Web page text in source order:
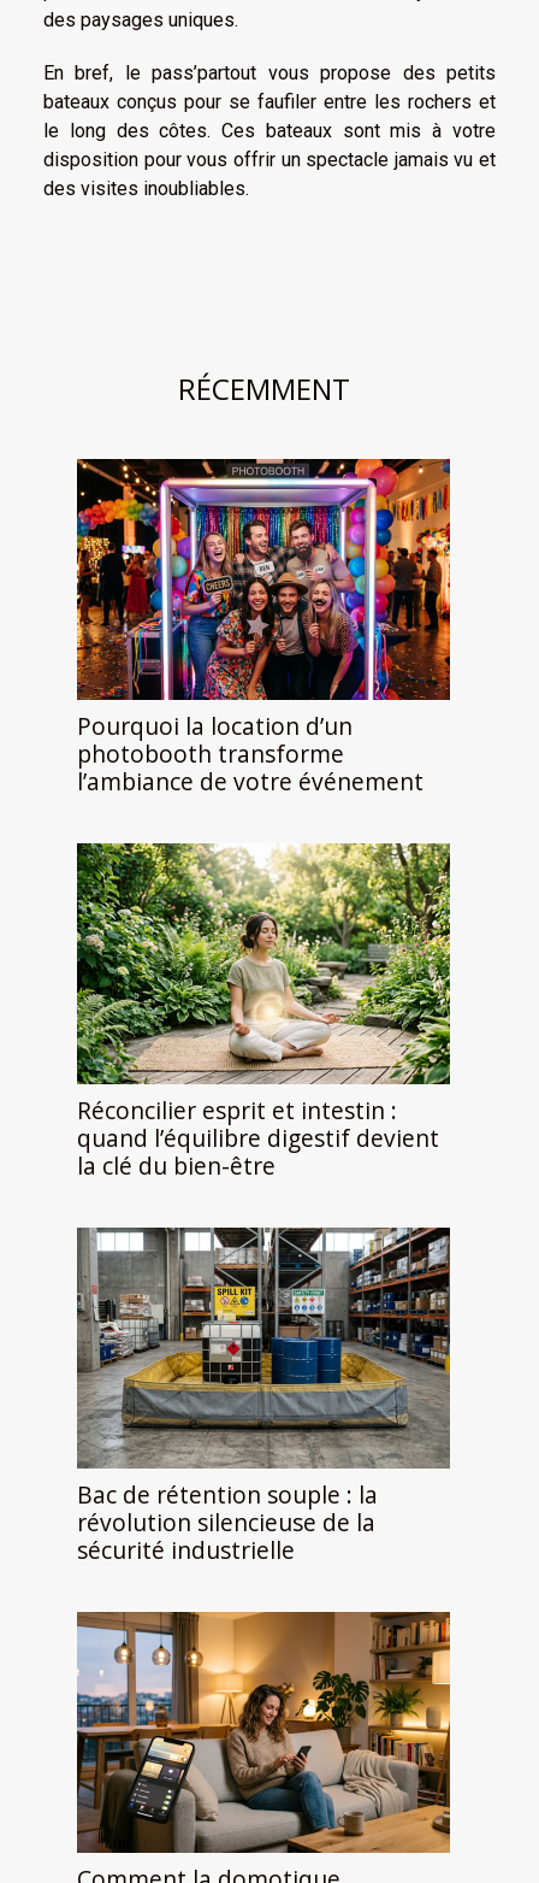
des paysages uniques.
En bref, le pass’partout vous propose des petits
bateaux conçus pour se faufiler entre les rochers et
le long des côtes. Ces bateaux sont mis à votre
disposition pour vous offrir un spectacle jamais vu et
des visites inoubliables.
RÉCEMMENT
Pourquoi la location d’un
photobooth transforme
l’ambiance de votre événement
Réconcilier esprit et intestin :
quand l’équilibre digestif devient
la clé du bien-être
Bac de rétention souple : la
révolution silencieuse de la
sécurité industrielle